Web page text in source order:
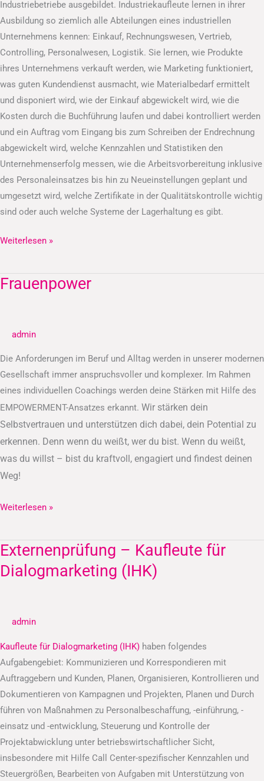
Industriebetriebe ausgebildet. Industriekaufleute lernen in ihrer
Ausbildung so ziemlich alle Abteilungen eines industriellen
Unternehmens kennen: Einkauf, Rechnungswesen, Vertrieb,
Controlling, Personalwesen, Logistik. Sie lernen, wie Produkte
ihres Unternehmens verkauft werden, wie Marketing funktioniert,
was guten Kundendienst ausmacht, wie Materialbedarf ermittelt
und disponiert wird, wie der Einkauf abgewickelt wird, wie die
Kosten durch die Buchführung laufen und dabei kontrolliert werden
und ein Auftrag vom Eingang bis zum Schreiben der Endrechnung
abgewickelt wird, welche Kennzahlen und Statistiken den
Unternehmenserfolg messen, wie die Arbeitsvorbereitung inklusive
des Personaleinsatzes bis hin zu Neueinstellungen geplant und
umgesetzt wird, welche Zertifikate in der Qualitätskontrolle wichtig
sind oder auch welche Systeme der Lagerhaltung es gibt.
Weiterlesen »
Frauenpower
admin
Die Anforderungen im Beruf und Alltag werden in unserer modernen
Gesellschaft immer anspruchsvoller und komplexer. Im Rahmen
eines individuellen Coachings werden deine Stärken mit Hilfe des
EMPOWERMENT-Ansatzes erkannt. Wir stärken dein
Selbstvertrauen und unterstützen dich dabei, dein Potential zu
erkennen. Denn wenn du weißt, wer du bist. Wenn du weißt,
was du willst – bist du kraftvoll, engagiert und findest deinen
Weg!
Frauenpower
Weiterlesen »
Externenprüfung – Kaufleute für
Dialogmarketing (IHK)
admin
Kaufleute für Dialogmarketing (IHK) haben folgendes
Aufgabengebiet: Kommunizieren und Korrespondieren mit
Auftraggebern und Kunden, Planen, Organisieren, Kontrollieren und
Dokumentieren von Kampagnen und Projekten, Planen und Durch
führen von Maßnahmen zu Personalbeschaffung, -einführung, -
einsatz und -entwicklung, Steuerung und Kontrolle der
Projektabwicklung unter betriebswirtschaftlicher Sicht,
insbesondere mit Hilfe Call Center-spezifischer Kennzahlen und
Steuergrößen, Bearbeiten von Aufgaben mit Unterstützung von
Externenprüfung
–
Kaufleute
(IHK)